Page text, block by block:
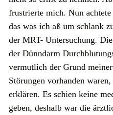
frustrierte mich. Nun
das was ich aß um schlank
der MRT- Untersuchung.
der Dünndarm
vermutlich der Grund
Störungen vorhanden
erklären. Es schien keine
geben, deshalb war die